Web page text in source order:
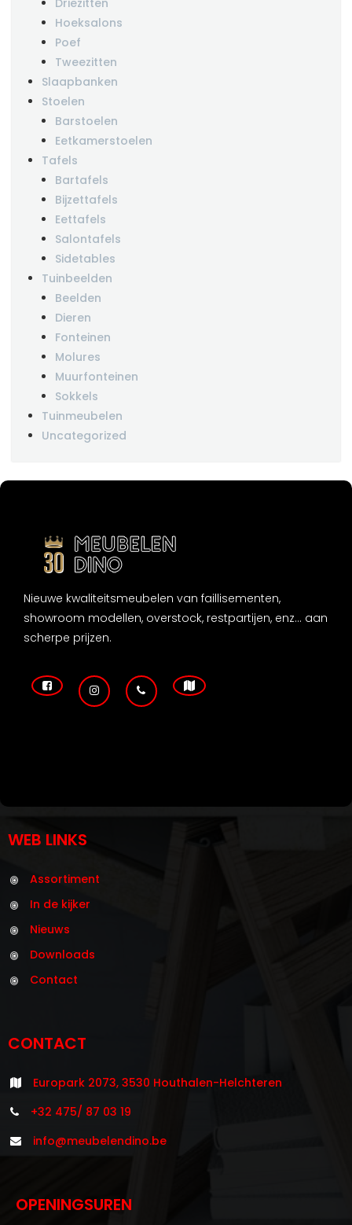
Hoeksalons
Poef
Tweezitten
Slaapbanken
Stoelen
Barstoelen
Eetkamerstoelen
Tafels
Bartafels
Bijzettafels
Eettafels
Salontafels
Sidetables
Tuinbeelden
Beelden
Dieren
Fonteinen
Molures
Muurfonteinen
Sokkels
Tuinmeubelen
Uncategorized
Nieuwe kwaliteitsmeubelen van faillisementen,
showroom modellen, overstock, restpartijen, enz... aan
scherpe prijzen.
WEB LINKS
Assortiment
In de kijker
Nieuws
Downloads
Contact
CONTACT
Europark 2073, 3530 Houthalen-Helchteren
+32 475/ 87 03 19
info@meubelendino.be
OPENINGSUREN